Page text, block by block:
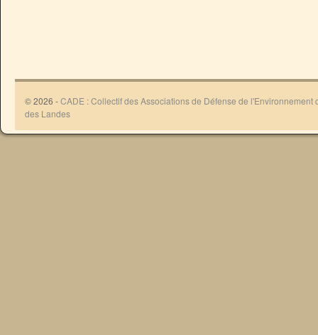
© 2026 -CADE : Collectif des Associations de Défense de l'Environnement
des Landes